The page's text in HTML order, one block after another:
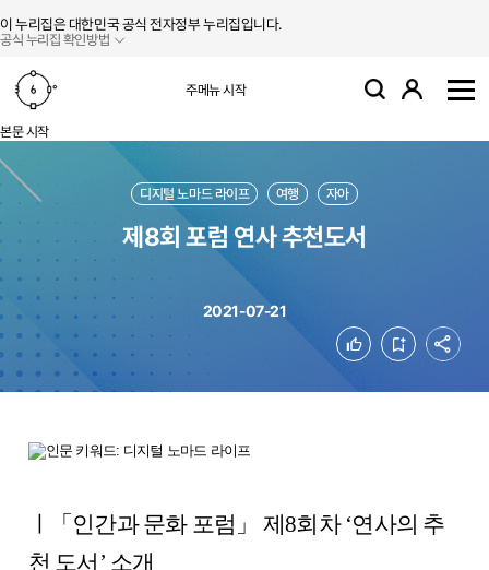
이 누리집은 대한민국 공식 전자정부 누리집입니다.
공식 누리집 확인방법
주메뉴 시작 검색 로그인
본문 시작
디지털 노마드 라이프 여행 자아
제8회 포럼 연사 추천도서
2021-07-21
좋아요 북마크
ㅣ「인간과 문화 포럼」 제8회차 ‘연사의 추
천 도서’ 소개